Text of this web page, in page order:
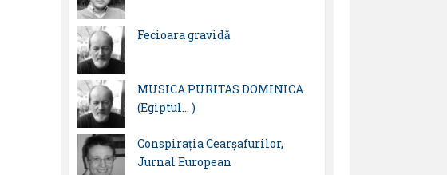
Fecioara gravidă
MUSICA PURITAS DOMINICA
(Egiptul… )
Conspirația Cearșafurilor,
Jurnal European